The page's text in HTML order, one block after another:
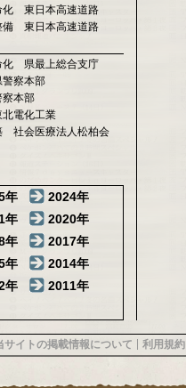
化 東日本高速道路
備 東日本高速道路
化 県最上総合支庁
察本部
本部
電化工業
社会医療法人松柏会
年
2024年
年
2020年
年
2017年
年
2014年
年
2011年
サイトの掲載情報について 利用規約